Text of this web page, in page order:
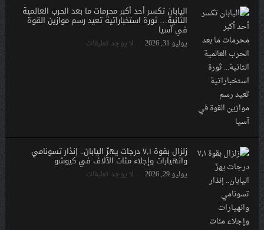
اليابان تكسر أحد أكبر محرمات ما بعد الحرب العالمية
الثانية… ثورة استخباراتية تعيد رسم موازين القوة
في آسيا
يوليو 31, 2026 لا يوجد تعليقات
زلزال بقوة ٧٫١ درجات يهزّ اليابان.. إنذار تسونامي
وانهيارات وإجلاء مئات الآلاف في كيوشو
يوليو 29, 2026 لا يوجد تعليقات